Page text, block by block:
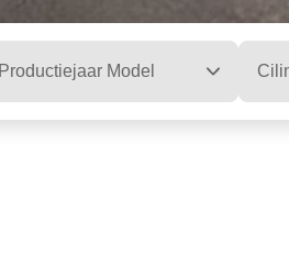
Productiejaar Model